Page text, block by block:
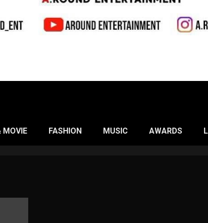
MOVIE FASHION MUSIC AWARDS